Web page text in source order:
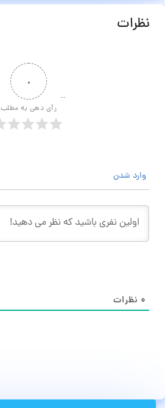
نظرات
۰
رأی دهی به مطلب
وارد شدن
۰ نظرات